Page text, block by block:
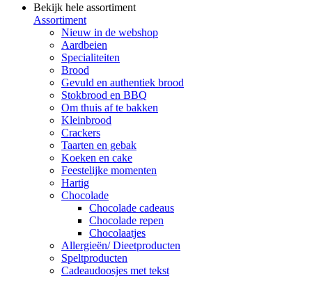
Bekijk hele assortiment
Assortiment
Nieuw in de webshop
Aardbeien
Specialiteiten
Brood
Gevuld en authentiek brood
Stokbrood en BBQ
Om thuis af te bakken
Kleinbrood
Crackers
Taarten en gebak
Koeken en cake
Feestelijke momenten
Hartig
Chocolade
Chocolade cadeaus
Chocolade repen
Chocolaatjes
Allergieën/ Dieetproducten
Speltproducten
Cadeaudoosjes met tekst